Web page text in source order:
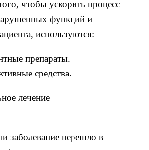
чтобы ускорить процесс
функций и
используются:
препараты.
средства.
заболевание перешло в